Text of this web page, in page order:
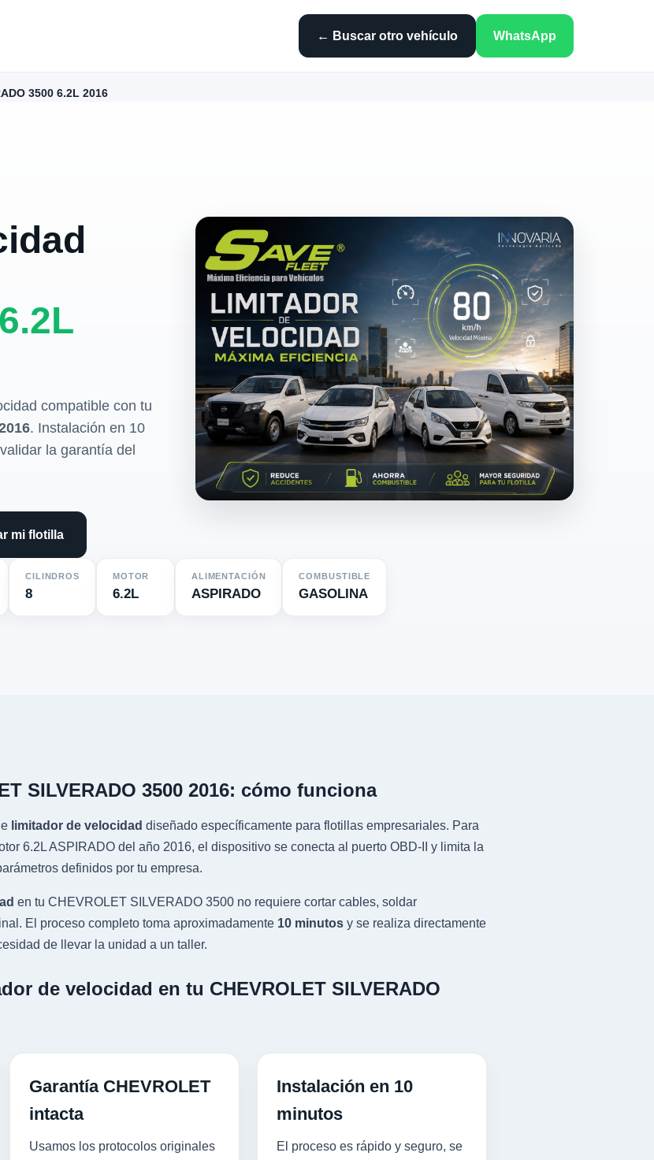
← Buscar otro vehículo WhatsApp
3500 6.2L 2016
compatible con tu
. Instalación en 10
la garantía del
mi flotilla
CILINDROS
8
MOTOR
6.2L
ALIMENTACIÓN
ASPIRADO
COMBUSTIBLE
GASOLINA
SILVERADO 3500 2016: cómo funciona
limitador de velocidad diseñado específicamente para flotillas empresariales. Para
6.2L ASPIRADO del año 2016, el dispositivo se conecta al puerto OBD-II y limita la
definidos por tu empresa.
en tu CHEVROLET SILVERADO 3500 no requiere cortar cables, soldar
El proceso completo toma aproximadamente 10 minutos y se realiza directamente
de llevar la unidad a un taller.
de velocidad en tu CHEVROLET SILVERADO
Garantía CHEVROLET
intacta
Usamos los protocolos originales
Instalación en 10
minutos
El proceso es rápido y seguro, se